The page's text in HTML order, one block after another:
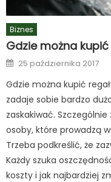
Biznes
Gdzie można
Posted
on
25 października 2017
Gdzie można kupić
zadaje sobie bardzo
zaskakiwać.
osoby, które prowadzą
Trzeba podkreślić, że
Każdy szuka
koszty i jak najbardziej